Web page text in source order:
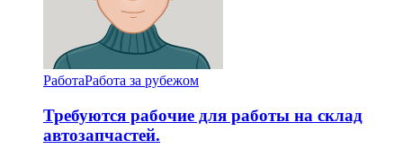
РаботаРабота за рубежом
Требуются рабочие для работы на склад
автозапчастей.